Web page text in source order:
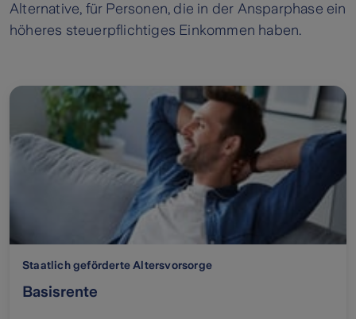
Alternative, für Personen, die in der Ansparphase ein
höheres steuerpflichtiges Einkommen haben.
Staatlich geförderte Altersvorsorge
Basisrente